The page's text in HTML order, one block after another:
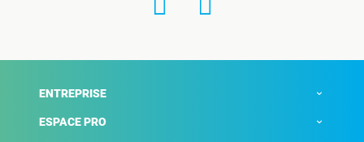
ENTREPRISE
ESPACE PRO